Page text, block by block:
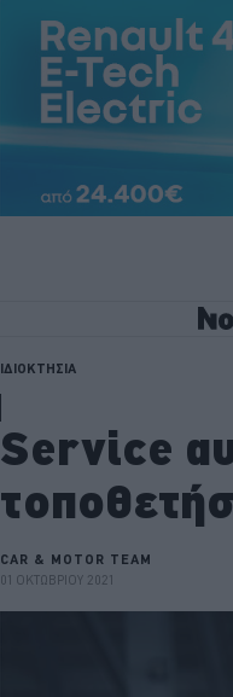
ΙΔΙΟΚΤΗΣΙΑ
Service
CAR & MOTOR TEAM
01 ΟΚΤΩΒΡΙΟΥ 2021